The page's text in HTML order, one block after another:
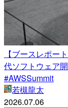
【ブースレポー
代ソフトウェア
#AWSSummit
若槻龍太
2026.07.06